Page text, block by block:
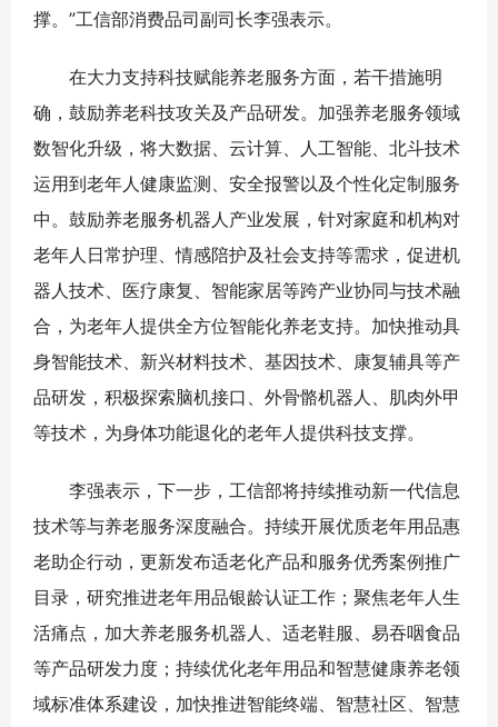
撑。”工信部消费品司副司长李强表示。
在大力支持科技赋能养老服务方面，若干措施明
确，鼓励养老科技攻关及产品研发。加强养老服务领域
数智化升级，将大数据、云计算、人工智能、北斗技术
运用到老年人健康监测、安全报警以及个性化定制服务
中。鼓励养老服务机器人产业发展，针对家庭和机构对
老年人日常护理、情感陪护及社会支持等需求，促进机
器人技术、医疗康复、智能家居等跨产业协同与技术融
合，为老年人提供全方位智能化养老支持。加快推动具
身智能技术、新兴材料技术、基因技术、康复辅具等产
品研发，积极探索脑机接口、外骨骼机器人、肌肉外甲
等技术，为身体功能退化的老年人提供科技支撑。
李强表示，下一步，工信部将持续推动新一代信息
技术等与养老服务深度融合。持续开展优质老年用品惠
老助企行动，更新发布适老化产品和服务优秀案例推广
目录，研究推进老年用品银龄认证工作；聚焦老年人生
活痛点，加大养老服务机器人、适老鞋服、易吞咽食品
等产品研发力度；持续优化老年用品和智慧健康养老领
域标准体系建设，加快推进智能终端、智慧社区、智慧